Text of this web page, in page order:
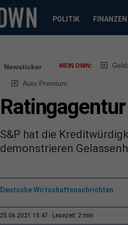
POLITIK FINANZEN
Newsticker MEIN DWN:
Auto Premium
S&P hat die
demonstrieren
Deutsche Wirtschaftsnachrichten
25.06.2021 15:47 Lesezeit: 2 min